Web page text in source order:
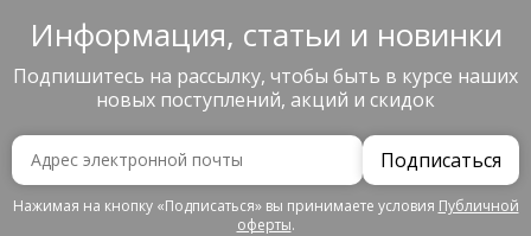
Информация, статьи и новинки
Подпишитесь на рассылку, чтобы быть в курсе наших
новых поступлений, акций и скидок
Подписаться
Нажимая на кнопку «Подписаться» вы принимаете условия Публичной
оферты.